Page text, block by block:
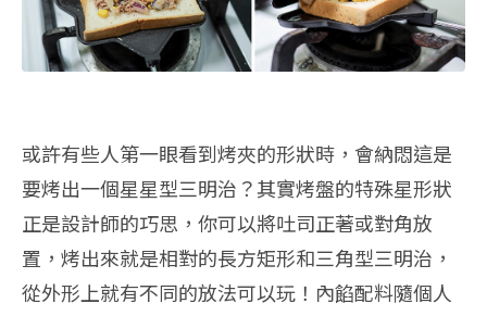
或許有些人第一眼看到烤夾的形狀時，會納悶這是
要烤出一個星星型三明治？其實烤盤的特殊星形狀
正是設計師的巧思，你可以將吐司正著或對角放
置，烤出來就是相對的長方矩形和三角型三明治，
從外形上就有不同的放法可以玩！內餡配料隨個人